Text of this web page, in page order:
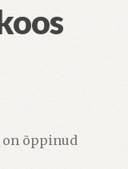
õppinud